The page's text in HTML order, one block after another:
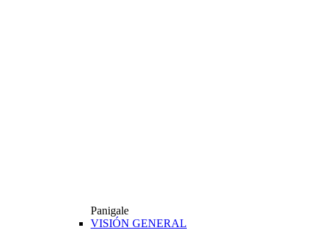
Panigale
VISIÓN GENERAL